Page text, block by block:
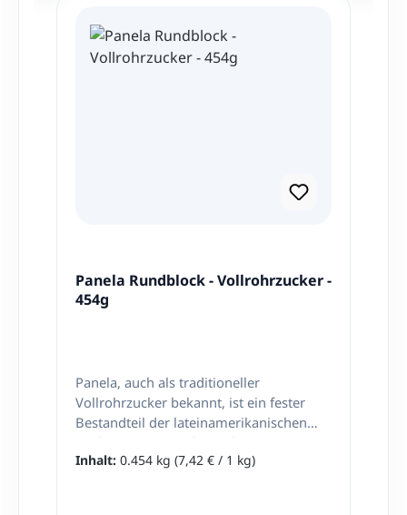
Panela Rundblock - Vollrohrzucker -
454g
Panela, auch als traditioneller
Vollrohrzucker bekannt, ist ein fester
Bestandteil der lateinamerikanischen
naturbelassenes Süßungsmittel, das in
Inhalt: 0.454 kg (7,42 € / 1 kg)